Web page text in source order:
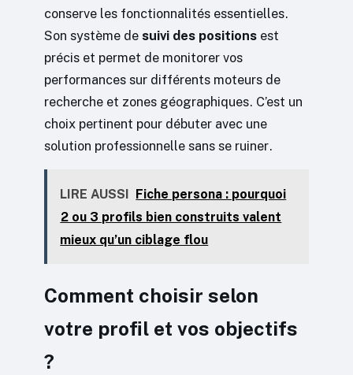
conserve les fonctionnalités essentielles.
Son système de suivi des positions est
précis et permet de monitorer vos
performances sur différents moteurs de
recherche et zones géographiques. C’est un
choix pertinent pour débuter avec une
solution professionnelle sans se ruiner.
LIRE AUSSI Fiche persona : pourquoi
2 ou 3 profils bien construits valent
mieux qu’un ciblage flou
Comment choisir selon
votre profil et vos objectifs
?